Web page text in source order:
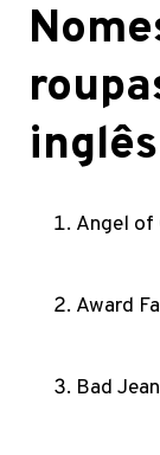
inglês
Angel of
Award
Bad